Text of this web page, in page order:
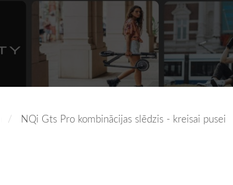
NQi Gts Pro kombinācijas slēdzis - kreisai pusei